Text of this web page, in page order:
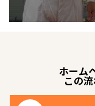
ホーム
この